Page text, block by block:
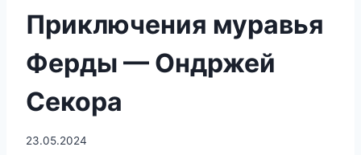
Приключения муравья
Ферды — Ондржей
Секора
23.05.2024